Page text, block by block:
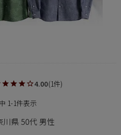
4.00 1
1-1件表示
川県 50代 男性